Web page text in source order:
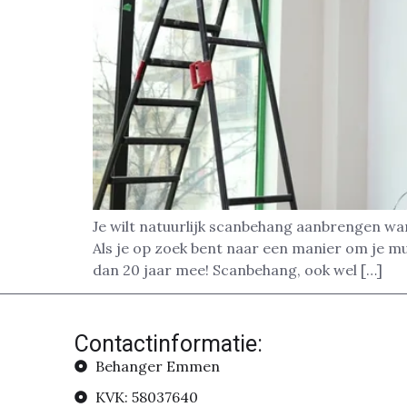
Je wilt natuurlijk scanbehang aanbrengen
Als je op zoek bent naar een manier om je
dan 20 jaar mee! Scanbehang, ook wel […]
Contactinformatie:
Behanger Emmen
KVK: 58037640